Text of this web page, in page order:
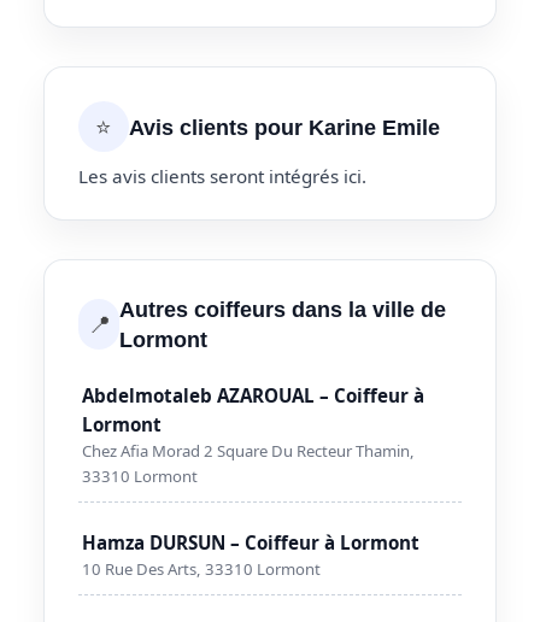
⭐ Avis clients pour Karine Emile
Les avis clients seront intégrés ici.
📍 Autres coiffeurs dans la ville de
Lormont
Abdelmotaleb AZAROUAL – Coiffeur à
Lormont
Chez Afia Morad 2 Square Du Recteur Thamin,
33310 Lormont
Hamza DURSUN – Coiffeur à Lormont
10 Rue Des Arts, 33310 Lormont